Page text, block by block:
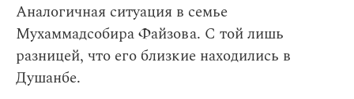
Аналогичная ситуация в семье
Мухаммадсобира Файзова. С той лишь
разницей, что его близкие находились в
Душанбе.